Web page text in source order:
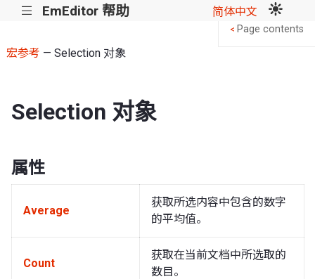
||| EmEditor 帮助 简体中文
宏参考 — Selection 对象
Selection 对象
属性
Average
获取所选内容中包含的数字
的平均值。
Count
获取在当前文档中所选取的
数目。
< Page contents